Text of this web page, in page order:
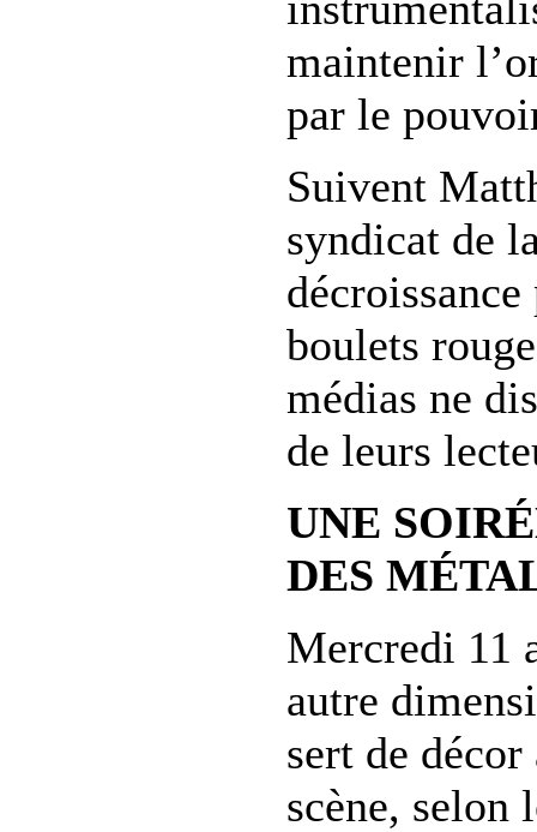
maintenir
par le
Suivent
syndicat de
boulets
médias ne
de leurs
UNE
DES
Mercredi 11
autre
sert de
scène, selon